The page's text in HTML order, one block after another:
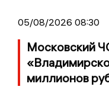
05/08/2026 08:30
Московский
миллионов